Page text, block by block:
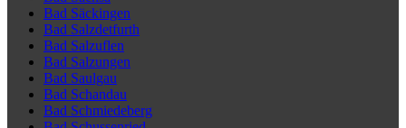
Bad Säckingen
Bad Salzdetfurth
Bad Salzuflen
Bad Salzungen
Bad Saulgau
Bad Schandau
Bad Schmiedeberg